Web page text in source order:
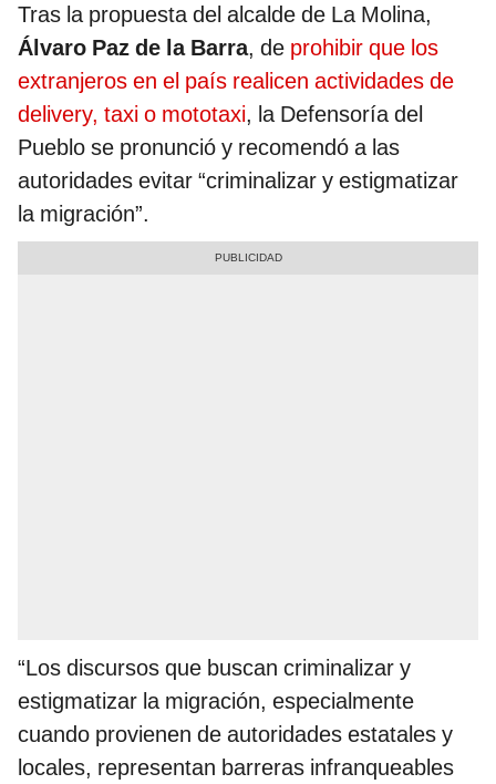
Tras la propuesta del alcalde de La Molina,
Álvaro Paz de la Barra, de prohibir que los
extranjeros en el país realicen actividades de
delivery, taxi o mototaxi, la Defensoría del
Pueblo se pronunció y recomendó a las
autoridades evitar “criminalizar y estigmatizar
la migración”.
“Los discursos que buscan criminalizar y
estigmatizar la migración, especialmente
cuando provienen de autoridades estatales y
locales, representan barreras infranqueables